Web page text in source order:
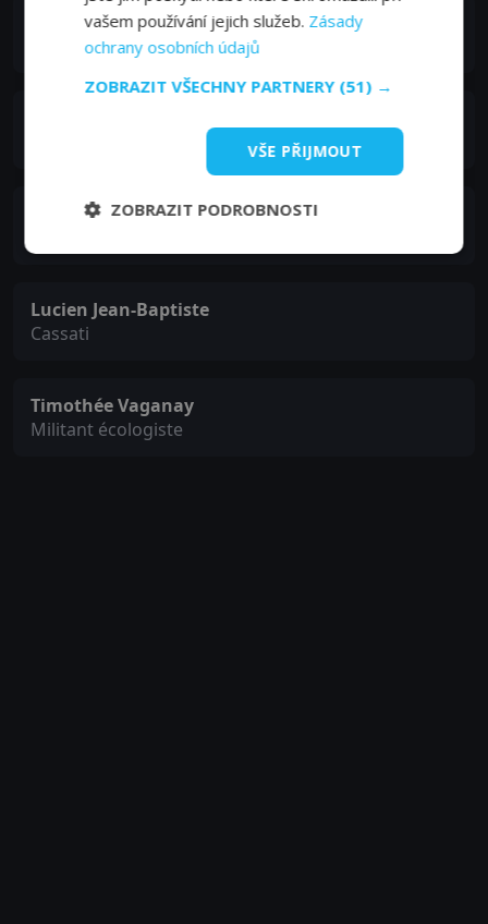
Katrina Durden
Lucien Jean-Baptiste
Cassati
Timothée Vaganay
Militant écologiste
vašem používání jejich služeb. Zásady
ochrany osobních údajů
ZOBRAZIT VŠECHNY PARTNERY (51) →
VŠE PŘIJMOUT
ZOBRAZIT PODROBNOSTI